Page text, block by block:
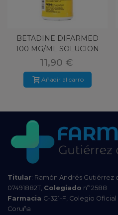
BETADINE DIFARMED
100 MG/ML SOLUCION
DERMICA 1 F
11,90 €
Añadir al carro
Titular: Ramón Andrés Gutiérrez
07491882T, Colegiado nº 2588
Farmacia C-321-F, Colegio
Coruña